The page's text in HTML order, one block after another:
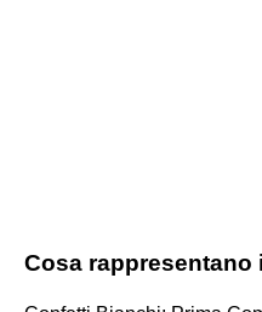
Cosa rappresentano